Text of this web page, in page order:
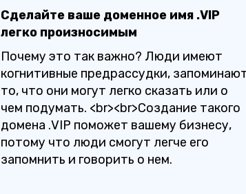
Сделайте ваше доменное имя .VIP
легко произносимым
Почему это так важно? Люди имеют
когнитивные предрассудки,
то, что они могут легко сказать или о
чем подумать. <br><br>Создание такого
домена .VIP поможет вашему бизнесу,
потому что люди смогут легче его
запомнить и говорить о нем.